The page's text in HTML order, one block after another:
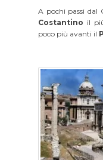
A pochi passi dal
Costantino il
poco più avanti il